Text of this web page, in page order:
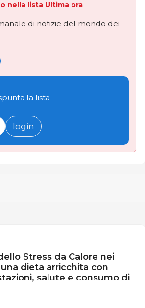
nella lista Ultima ora
di notizie del mondo dei
la lista
login
Stress da Calore nei
dieta arricchita con
salute e consumo di